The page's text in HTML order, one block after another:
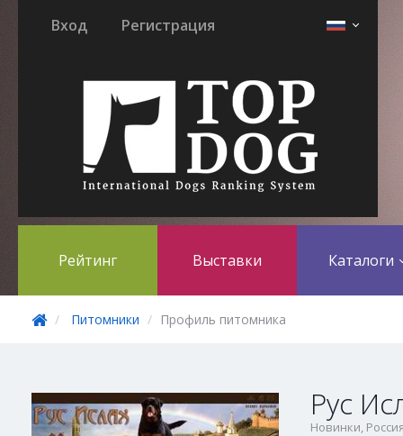
Вход Регистрация
Рейтинг Выставки Каталоги
Питомники Профиль питомника
Рус
Новинки,